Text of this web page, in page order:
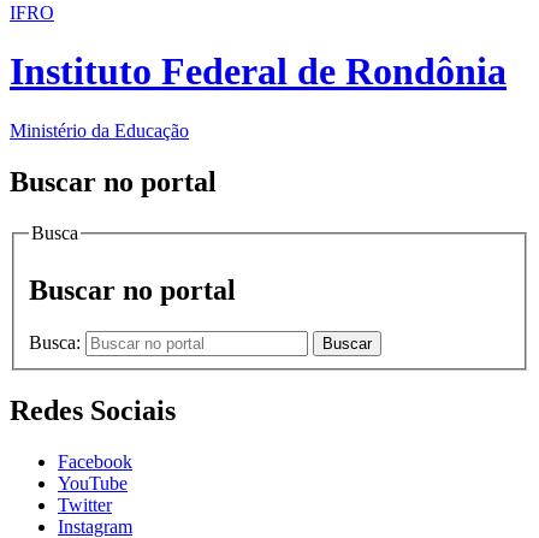
IFRO
Instituto Federal de Rondônia
Ministério da Educação
Buscar no portal
Busca
Buscar no portal
Busca: Buscar
Redes Sociais
Facebook
YouTube
Twitter
Instagram